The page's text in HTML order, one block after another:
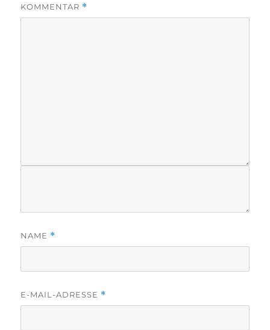
KOMMENTAR *
NAME *
E-MAIL-ADRESSE *